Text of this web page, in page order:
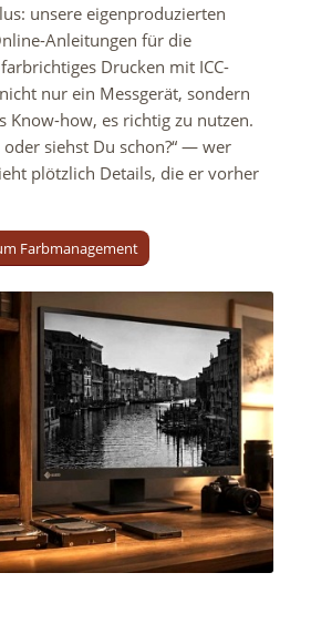
unsere eigenproduzierten
Anleitungen für die
Drucken mit ICC-
nur ein Messgerät, sondern
Know-how, es richtig zu nutzen.
siehst Du schon?“ — wer
plötzlich Details, die er vorher
Farbmanagement